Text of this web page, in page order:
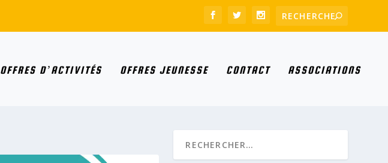
OFFRES D’ACTIVITÉS OFFRES JEUNESSE CONTACT ASSOCIATIONS